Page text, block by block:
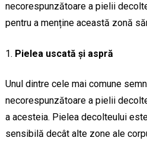
necorespunzătoare a pielii
pentru a menține această zonă
Pielea uscată și aspră
Unul dintre cele mai comune
necorespunzătoare a pielii
a acesteia. Pielea decolteului
sensibilă decât alte zone ale